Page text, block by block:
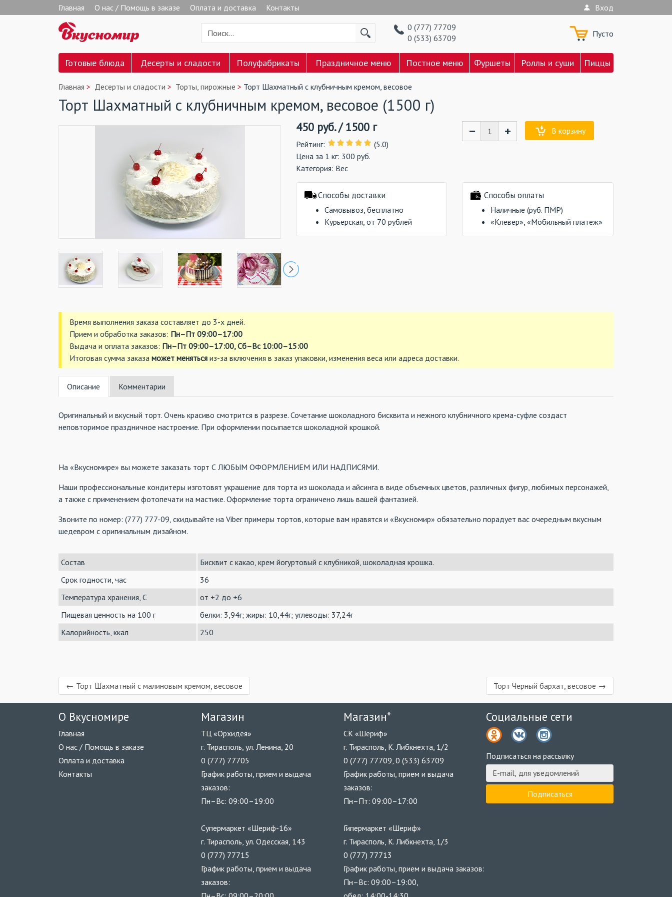
Главная О нас / Помощь в заказе Оплата и доставка Контакты Вход
Пусто
0 (777) 77709
0 (533) 63709
Готовые блюда Десерты и сладости Полуфабрикаты Праздничное меню Постное меню Фуршеты Роллы и суши Пиццы
Главная Десерты и сладости Торты, пирожные Торт Шахматный с клубничным кремом, весовое
Торт Шахматный с клубничным кремом, весовое (1500 г)
450 руб./1500 г
Рейтинг:
(5.0)
Цена за 1 кг: 300 руб.
Категория: Вес
− + В корзину
Способы доставки
Самовывоз, бесплатно
Курьерская, от 70 рублей
Способы оплаты
Наличные (руб. ПМР)
«Клевер», «Мобильный платеж»
Время выполнения заказа составляет до 3-х дней.
Прием и обработка заказов: Пн–Пт 09:00–17:00
Выдача и оплата заказов: Пн–Пт 09:00–17:00, Сб–Вс 10:00–15:00
Итоговая сумма заказа может меняться из-за включения в заказ упаковки, изменения веса или адреса доставки.
Описание Комментарии
Оригинальный и вкусный торт. Очень красиво смотрится в разрезе. Сочетание шоколадного бисквита и нежного клубничного крема-суфле создаст
неповторимое праздничное настроение. При оформлении посыпается шоколадной крошкой.
На «Вкусномире» вы можете заказать торт С ЛЮБЫМ ОФОРМЛЕНИЕМ ИЛИ НАДПИСЯМИ.
Наши профессиональные кондитеры изготовят украшение для торта из шоколада и айсинга в виде объемных цветов, различных фигур, любимых персонажей,
а также с применением фотопечати на мастике. Оформление торта ограничено лишь вашей фантазией.
Звоните по номер: (777) 777-09, скидывайте на Viber примеры тортов, которые вам нравятся и «Вкусномир» обязательно порадует вас очередным вкусным
шедевром с оригинальным дизайном.
Состав
Бисквит с какао, крем йогуртовый с клубникой, шоколадная крошка.
Срок годности, час
36
Температура хранения, C
от +2 до +6
Пищевая ценность на 100 г
белки: 3,94г; жиры: 10,44г; углеводы: 37,24г
Калорийность, ккал
250
← Торт Шахматный с малиновым кремом, весовое Торт Черный бархат, весовое →
О Вкусномире
Главная
О нас / Помощь в заказе
Оплата и доставка
Контакты
Магазин
ТЦ «Орхидея»
г. Тирасполь, ул. Ленина, 20
0 (777) 77705
График работы, прием и выдача
заказов:
Пн–Вс: 09:00–19:00
Супермаркет «Шериф-16»
г. Тирасполь, ул. Одесская, 143
0 (777) 77715
График работы, прием и выдача
заказов:
Магазин*
СК «Шериф»
г. Тирасполь, К. Либкнехта, 1/2
0 (777) 77709, 0 (533) 63709
График работы, прием и выдача
заказов:
Пн–Пт: 09:00–17:00
Гипермаркет «Шериф»
г. Тирасполь, К. Либкнехта, 1/3
0 (777) 77713
График работы, прием и выдача заказов:
Пн–Вс: 09:00–19:00,
Социальные сети
Подписаться на рассылку